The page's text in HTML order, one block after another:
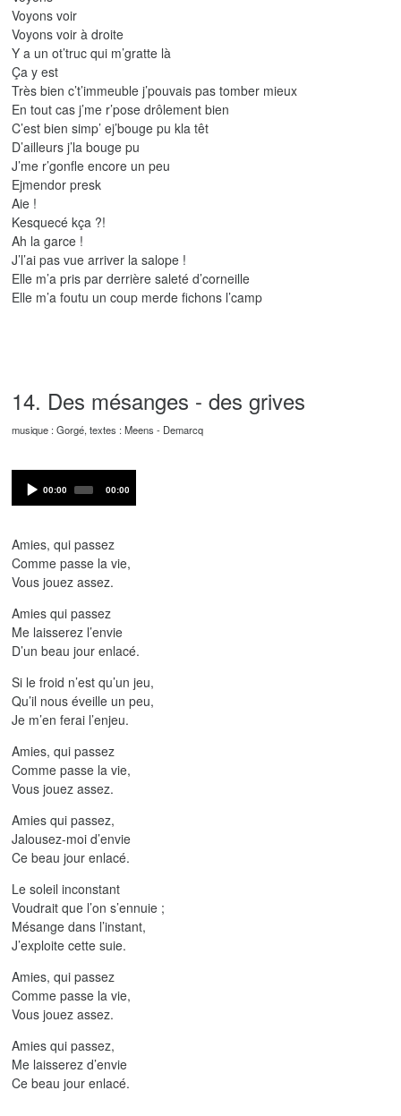
Voyons voir
Voyons voir à droite
Y a un ot’truc qui m’gratte là
Ça y est
Très bien c’t’immeuble j’pouvais pas tomber mieux
En tout cas j’me r’pose drôlement bien
C’est bien simp’ ej’bouge pu kla têt
D’ailleurs j’la bouge pu
J’me r’gonfle encore un peu
Ejmendor presk
Aie !
Kesquecé kça ?!
Ah la garce !
J’l’ai pas vue arriver la salope !
Elle m’a pris par derrière saleté d’corneille
Elle m’a foutu un coup merde fichons l’camp
14. Des mésanges - des grives
musique : Gorgé, textes : Meens - Demarcq
Player
Current
time
00:00 Total
duration
00:00
Amies, qui passez
Comme passe la vie,
Vous jouez assez.
Amies qui passez
Me laisserez l’envie
D’un beau jour enlacé.
Si le froid n’est qu’un jeu,
Qu’il nous éveille un peu,
Je m’en ferai l’enjeu.
Amies, qui passez
Comme passe la vie,
Vous jouez assez.
Amies qui passez,
Jalousez-moi d’envie
Ce beau jour enlacé.
Le soleil inconstant
Voudrait que l’on s’ennuie ;
Mésange dans l’instant,
J’exploite cette suie.
Amies, qui passez
Comme passe la vie,
Vous jouez assez.
Amies qui passez,
Me laisserez d’envie
Ce beau jour enlacé.